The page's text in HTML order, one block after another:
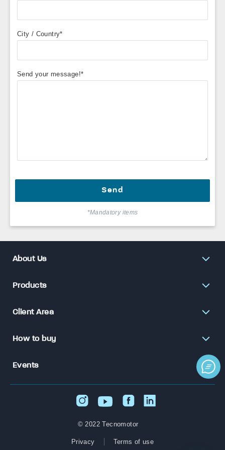
City / Country*
Send your message!*
*Mandatory items
About Us
Products
Client Area
How to buy
Events
© 2022 Tecnomotor
Privacy Terms of use